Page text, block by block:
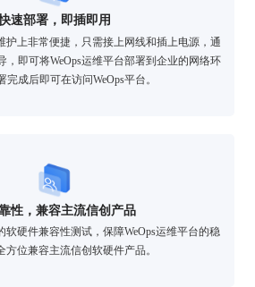
速部署，即插即用
护上非常便捷，只需接上网线和插上电源，通
，即可将WeOps运维平台部署到企业的网络环
完成后即可在访问WeOps平台。
性，兼容主流信创产品
软硬件兼容性测试，保障WeOps运维平台的稳
方位兼容主流信创软硬件产品。
登录
登录
还没有账号？立即注册